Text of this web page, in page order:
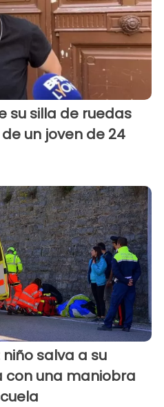
su silla de ruedas
un joven de 24
salva a su
con una maniobra